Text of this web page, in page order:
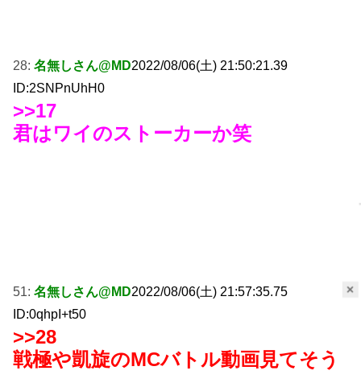
×
28: 名無しさん@MD2022/08/06(土) 21:50:21.39
ID:2SNPnUhH0
>>17
君はワイのストーカーか笑
51: 名無しさん@MD2022/08/06(土) 21:57:35.75
ID:0qhpI+t50
>>28
戦極や凱旋のMCバトル動画見てそう